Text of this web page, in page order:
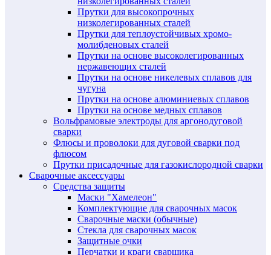
Прутки для высокопрочных
низколегированных сталей
Прутки для теплоустойчивых хромо-
молибденовых сталей
Прутки на основе высоколегированных
нержавеющих сталей
Прутки на основе никелевых сплавов для
чугуна
Прутки на основе алюминиевых сплавов
Прутки на основе медных сплавов
Вольфрамовые электроды для аргонодуговой
сварки
Флюсы и проволоки для дуговой сварки под
флюсом
Прутки присадочные для газокислородной сварки
Сварочные аксессуары
Средства защиты
Маски "Хамелеон"
Комплектующие для сварочных масок
Сварочные маски (обычные)
Стекла для сварочных масок
Защитные очки
Перчатки и краги сварщика